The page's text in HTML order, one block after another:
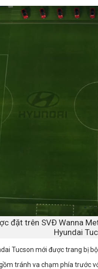
đặt trên SVĐ Wanna
Hyundai
Tucson mới được trang bị
tránh va chạm phía trước